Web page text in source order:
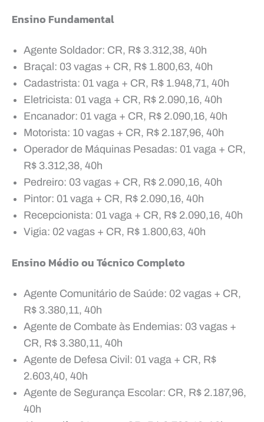
Ensino Fundamental
Agente Soldador: CR, R$ 3.312,38, 40h
Braçal: 03 vagas + CR, R$ 1.800,63, 40h
Cadastrista: 01 vaga + CR, R$ 1.948,71, 40h
Eletricista: 01 vaga + CR, R$ 2.090,16, 40h
Encanador: 01 vaga + CR, R$ 2.090,16, 40h
Motorista: 10 vagas + CR, R$ 2.187,96, 40h
Operador de Máquinas Pesadas: 01 vaga + CR,
R$ 3.312,38, 40h
Pedreiro: 03 vagas + CR, R$ 2.090,16, 40h
Pintor: 01 vaga + CR, R$ 2.090,16, 40h
Recepcionista: 01 vaga + CR, R$ 2.090,16, 40h
Vigia: 02 vagas + CR, R$ 1.800,63, 40h
Ensino Médio ou Técnico Completo
Agente Comunitário de Saúde: 02 vagas + CR,
R$ 3.380,11, 40h
Agente de Combate às Endemias: 03 vagas +
CR, R$ 3.380,11, 40h
Agente de Defesa Civil: 01 vaga + CR, R$
2.603,40, 40h
Agente de Segurança Escolar: CR, R$ 2.187,96,
40h